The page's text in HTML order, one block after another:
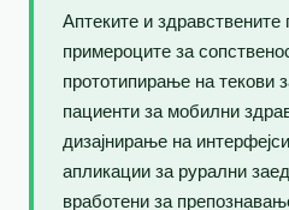
Аптеките и
примероците за
прототипирање на текови
пациенти за мобилни
дизајнирање на
апликации за рурални
вработени за